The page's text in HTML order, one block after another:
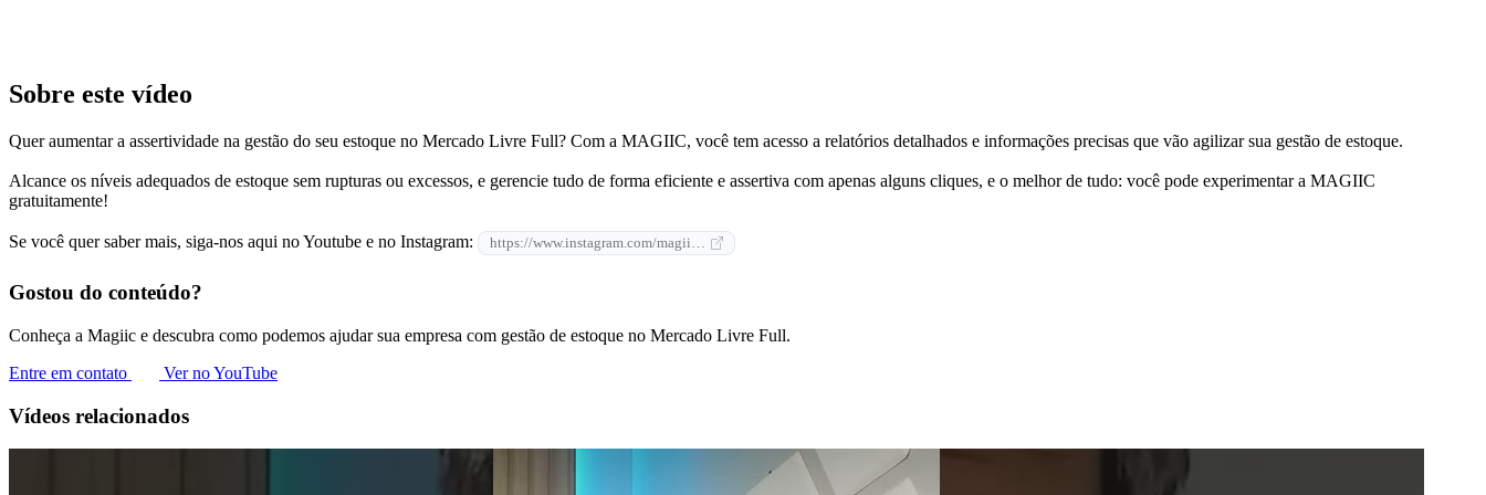
Sobre este vídeo
Quer aumentar a assertividade na gestão do seu estoque no Mercado Livre Full? Com a MAGIIC, você tem acesso a relatórios detalhados e informações precisas que vão agilizar sua gestão de estoque.
Alcance os níveis adequados de estoque sem rupturas ou excessos, e gerencie tudo de forma eficiente e assertiva com apenas alguns cliques, e o melhor de tudo: você pode experimentar a MAGIIC
gratuitamente!
Se você quer saber mais, siga-nos aqui no Youtube e no Instagram: https://www.instagram.com/magiic.app/
Gostou do conteúdo?
Conheça a Magiic e descubra como podemos ajudar sua empresa com gestão de estoque no Mercado Livre Full.
Entre em contato
Ver no YouTube
Vídeos relacionados